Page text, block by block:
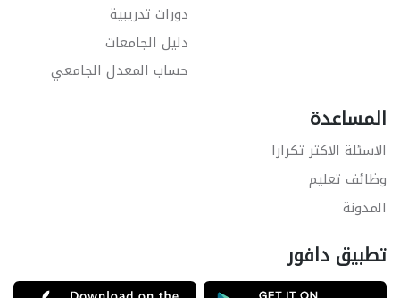
دورات تدريبية
دليل الجامعات
حساب المعدل الجامعي
المساعدة
الاسئلة الاكثر تكرارا
وظائف تعليم
المدونة
تطبيق دافور